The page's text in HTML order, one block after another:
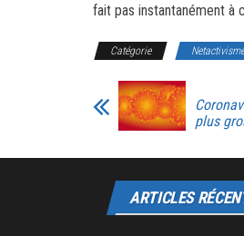
fait pas instantanément à
Catégorie Netactivisme
plus
ARTICLES